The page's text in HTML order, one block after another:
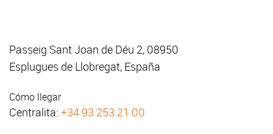
Passeig Sant Joan de Déu 2, 08950
Esplugues de Llobregat, España
Cómo llegar
Centralita: +34 93 253 21 00